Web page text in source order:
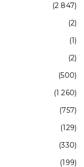
(2 847)
(2)
(1)
(2)
(500)
(1 260)
(757)
(129)
(330)
(199)